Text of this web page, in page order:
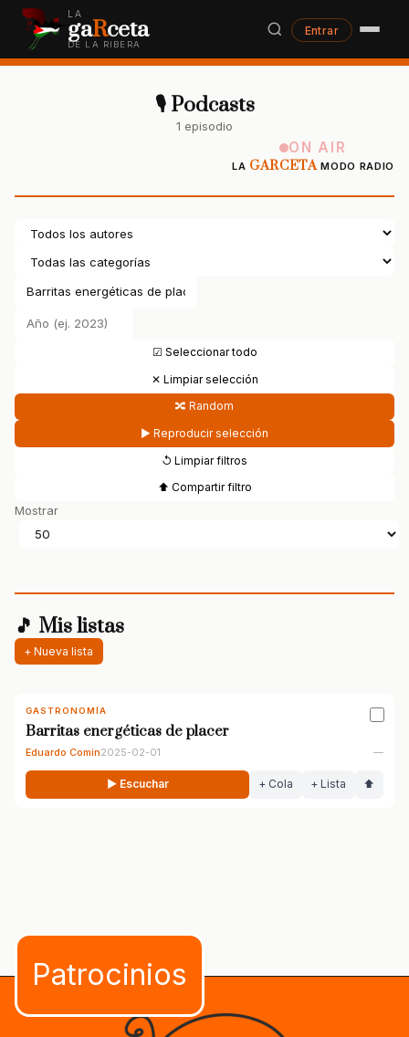
LA
gaRceta
DE LA RIBERA
Entrar
🎙 Podcasts
1 episodio
ON AIR
LA GARCETAMODO RADIO
☑ Seleccionar todo
✕ Limpiar selección
🔀 Random
▶ Reproducir selección
↺ Limpiar filtros
⬆ Compartir filtro
Mostrar
🎵 Mis listas
+ Nueva lista
GASTRONOMÍA
Barritas energéticas de placer
Eduardo Comín2025-02-01 —
▶ Escuchar + Cola + Lista ⬆